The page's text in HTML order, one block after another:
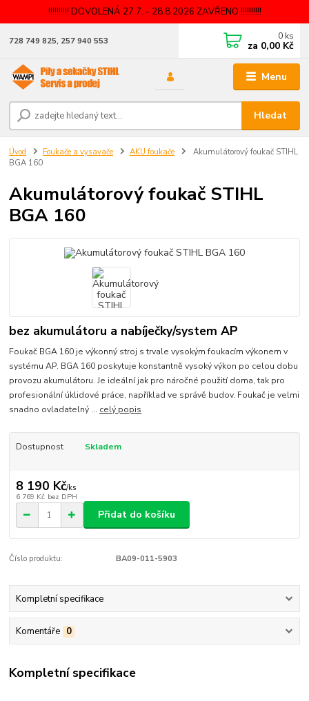
!!!!!!!!!! DOVOLENÁ 27.7. - 28.8.2026 ZAVŘENO !!!!!!!!!!
Menu
Hledat
728 749 825, 257 940 553 0 ks
za 0,00 Kč
Úvod Foukače a vysavače AKU foukače
Akumulátorový foukač STIHL
BGA 160
Akumulátorový foukač STIHL
BGA 160
bez akumulátoru a nabíječky/system AP
Foukač BGA 160 je výkonný stroj s trvale vysokým foukacím výkonem v
systému AP. BGA 160 poskytuje konstantně vysoký výkon po celou dobu
provozu akumulátoru. Je ideální jak pro náročné použití doma, tak pro
profesionální úklidové práce, například ve správě budov. Foukač je velmi
snadno ovladatelný ... celý popis
Dostupnost Skladem
8 190 Kč/ks
6 769 Kč bez DPH
Přidat do košíku
Číslo produktu: BA09-011-5903
Kompletní specifikace
Komentáře 0
Kompletní specifikace